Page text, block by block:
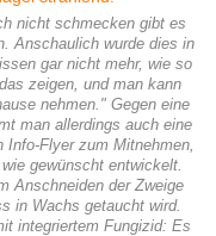
nicht schmecken gibt es
Anschaulich wurde dies in
gar nicht mehr, wie so
zeigen, und man kann
nehmen." Gegen eine
man allerdings auch eine
Info-Flyer zum Mitnehmen,
gewünscht entwickelt.
Anschneiden der Zweige
in Wachs getaucht wird.
integriertem Fungizid: Es